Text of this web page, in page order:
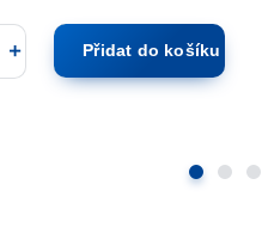
Přidat do košíku